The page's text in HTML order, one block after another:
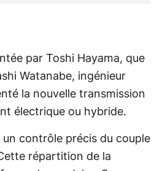
par Toshi Hayama, que
Watanabe, ingénieur
la nouvelle transmission
électrique ou hybride.
un contrôle précis du couple
répartition de la